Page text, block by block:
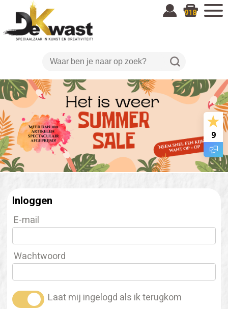
918
9
Inloggen
E-mail
Wachtwoord
Laat mij ingelogd als ik terugkom